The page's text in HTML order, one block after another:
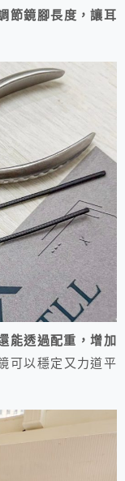
節鏡腳長度，讓耳
能透過配重，增加
可以穩定又力道平